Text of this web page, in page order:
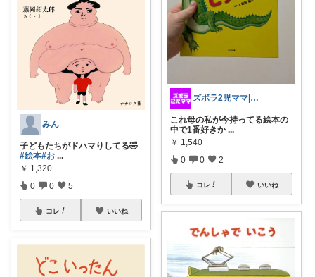
みん
子どもたちがドハマりしてる🤣
#絵本#お ...
￥ 1,320
0 0 5
コレ いいね
ズボラ2児ママ|主に育児用品🍼👶👧
これ母の私が今持ってる絵本の
中で1番好きか ...
￥ 1,540
0 0 2
コレ いいね